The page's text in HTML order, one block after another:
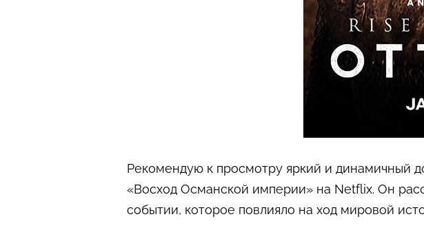
Рекомендую к просмотру яркий и динамичный
«Восход Османской империи» на Netflix. Он
событии, которое повлияло на ход мировой